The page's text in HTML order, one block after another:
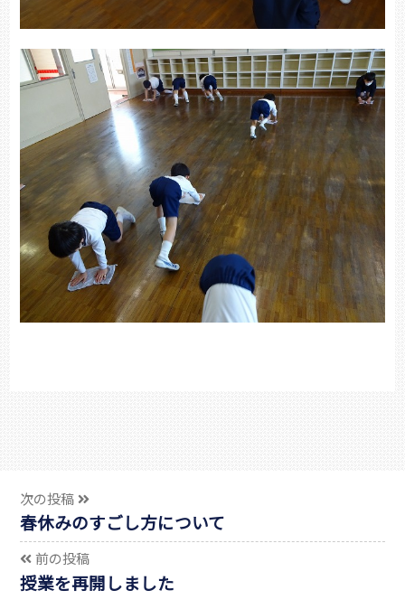
次の投稿
春休みのすごし方について
前の投稿
授業を再開しました